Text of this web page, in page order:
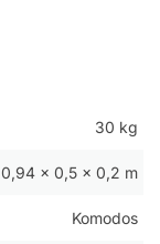
30 kg
0,94 × 0,5 × 0,2 m
Komodos